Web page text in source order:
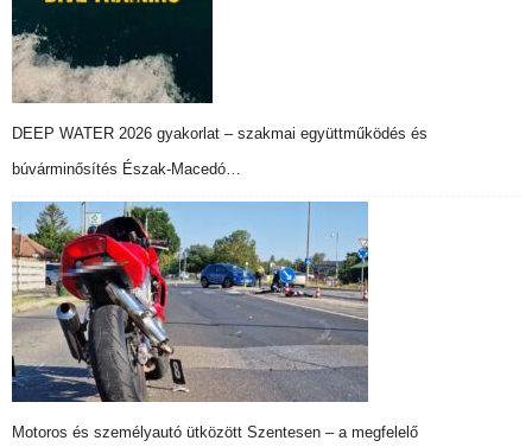
DEEP WATER 2026 gyakorlat – szakmai együttműködés és
búvárminősítés Észak-Macedó…
Motoros és személyautó ütközött Szentesen – a megfelelő